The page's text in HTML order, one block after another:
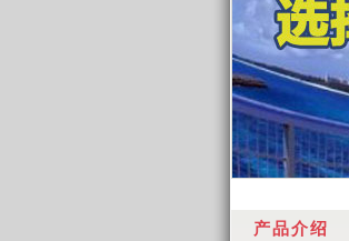
产品介绍